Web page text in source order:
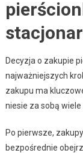
Decyzja o zakupie
najważniejszych
zakupu ma
niesie za sobą
Po pierwsze,
bezpośrednie